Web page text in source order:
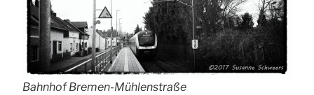
Bahnhof Bremen-Mühlenstraße